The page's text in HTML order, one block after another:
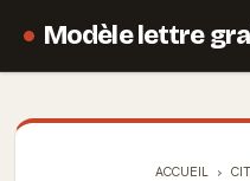
Modèle lettre
ACCUEIL